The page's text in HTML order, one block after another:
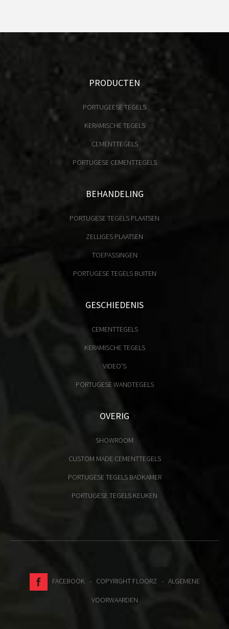
PRODUCTEN
PORTUGEESE TEGELS
KERAMISCHE TEGELS
CEMENTTEGELS
PORTUGESE CEMENTTEGELS
BEHANDELING
PORTUGESE TEGELS PLAATSEN
ZELLIGES PLAATSEN
TOEPASSINGEN
PORTUGESE TEGELS BUITEN
GESCHIEDENIS
CEMENTTEGELS
KERAMISCHE TEGELS
VIDEO'S
PORTUGESE WANDTEGELS
OVERIG
SHOWROOM
CUSTOM MADE CEMENTTEGELS
PORTUGESE TEGELS BADKAMER
PORTUGESE TEGELS KEUKEN
FACEBOOK- COPYRIGHT FLOORZ - ALGEMENE
VOORWAARDEN